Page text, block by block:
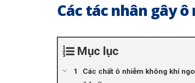
Các tác nhân gây
Mục lục
Các chất ô nhiễm không khí